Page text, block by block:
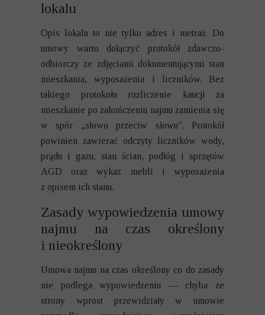
lokalu
Opis lokalu to nie tylko adres i metraż. Do
umowy warto dołączyć protokół zdawczo-
odbiorczy ze zdjęciami dokumentującymi stan
mieszkania, wyposażenia i liczników. Bez
takiego protokołu rozliczenie kaucji za
mieszkanie po zakończeniu najmu zamienia się
w spór „słowo przeciw słowu". Protokół
powinien zawierać odczyty liczników wody,
prądu i gazu, stan ścian, podłóg i sprzętów
AGD oraz wykaz mebli i wyposażenia
z opisem ich stanu.
Zasady wypowiedzenia umowy
najmu na czas określony
i nieokreślony
Umowa najmu na czas określony co do zasady
nie podlega wypowiedzeniu — chyba że
strony wprost przewidziały w umowie